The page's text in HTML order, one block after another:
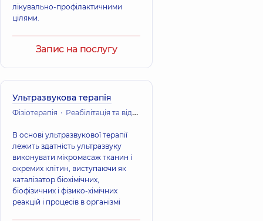
лікувально-профілактичними
цілями.
Запис на послугу
Ультразвукова терапія
Фізіотерапія Реабілітація та відновне лікування
В основі ультразвукової терапії
лежить здатність ультразвуку
виконувати мікромасаж тканин і
окремих клітин, виступаючи як
каталізатор біохімічних,
біофізичних і фізико-хімічних
реакцій і процесів в організмі